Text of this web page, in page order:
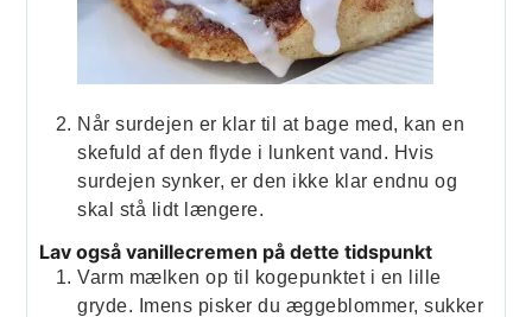
Når surdejen er klar til at bage med, kan en
skefuld af den flyde i lunkent vand. Hvis
surdejen synker, er den ikke klar endnu og
skal stå lidt længere.
Lav også vanillecremen på dette tidspunkt
Varm mælken op til kogepunktet i en lille
gryde. Imens pisker du æggeblommer, sukker